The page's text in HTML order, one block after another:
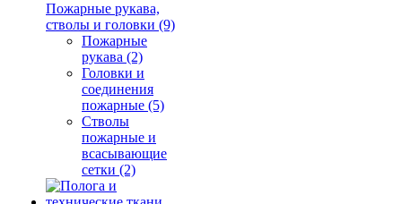
Пожарные рукава,
стволы и головки (9)
Пожарные
рукава (2)
Головки и
соединения
пожарные (5)
Стволы
пожарные и
всасывающие
сетки (2)